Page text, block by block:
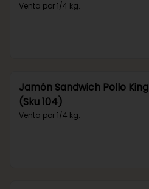
Venta por 1/4 kg.
Jamón Sandwich Pollo King
(Sku 104)
Venta por 1/4 kg.